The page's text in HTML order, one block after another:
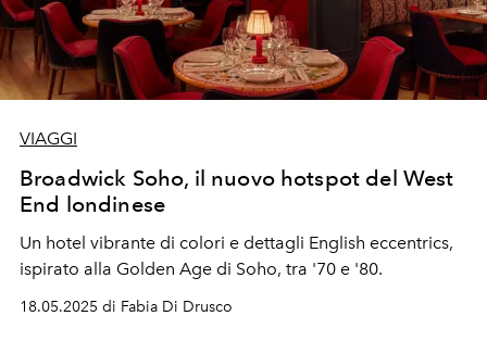
VIAGGI
Broadwick Soho, il nuovo hotspot del West
End londinese
Un hotel vibrante di colori e dettagli English eccentrics,
ispirato alla Golden Age di Soho, tra '70 e '80.
18.05.2025 di Fabia Di Drusco